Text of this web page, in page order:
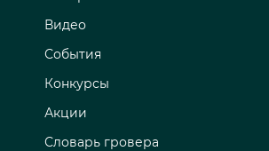
Видео
События
Конкурсы
Акции
Словарь гровера